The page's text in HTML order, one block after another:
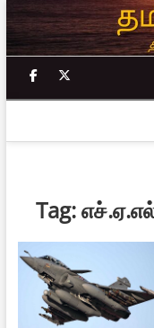
Skip
to
content
facebook
Tag: